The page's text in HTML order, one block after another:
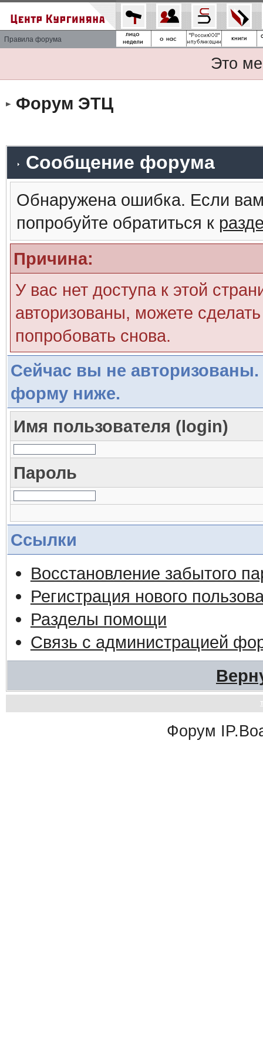
Правила форума
Это
Форум ЭТЦ
Сообщение форума
Обнаружена ошибка. Если
попробуйте обратиться к
Причина:
У вас нет доступа к этой
авторизованы, можете
попробовать снова.
Сейчас вы не авторизованы.
форму ниже.
Имя пользователя (login)
Пароль
Ссылки
Восстановление забытого
Регистрация нового
Разделы помощи
Связь с администрацией
Форум